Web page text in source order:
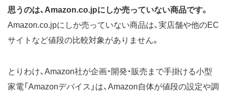
思うのは、Amazon.co.jpにしか売っていない商品です。
Amazon.co.jpにしか売っていない商品は、実店舗や他のEC
サイトなど値段の比較対象がありません。
とりわけ、Amazon社が企画・開発・販売まで手掛ける小型
家電「Amazonデバイス」は、Amazon自体が値段の設定や調